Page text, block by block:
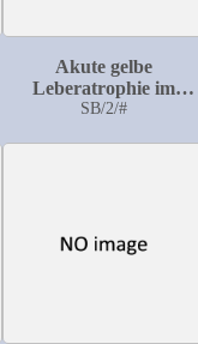
Akute gelbe
Leberatrophie im
kindlichen
SB/2/#